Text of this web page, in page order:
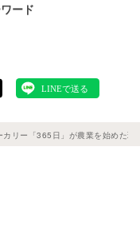
ード
カリー「365日」が農業を始めた理